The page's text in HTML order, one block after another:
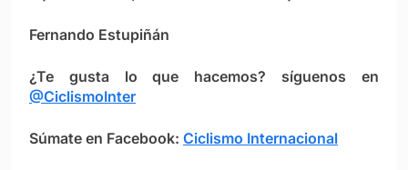
Fernando Estupiñán
¿Te gusta lo que hacemos? síguenos en
@CiclismoInter
Súmate en Facebook: Ciclismo Internacional